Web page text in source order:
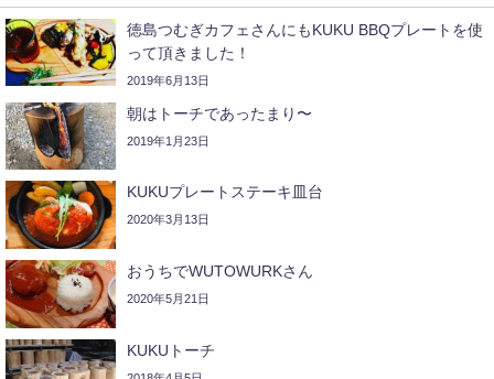
徳島つむぎカフェさんにもKUKU BBQプレートを使
って頂きました！
2019年6月13日
朝はトーチであったまり〜
2019年1月23日
KUKUプレートステーキ皿台
2020年3月13日
おうちでWUTOWURKさん
2020年5月21日
KUKUトーチ